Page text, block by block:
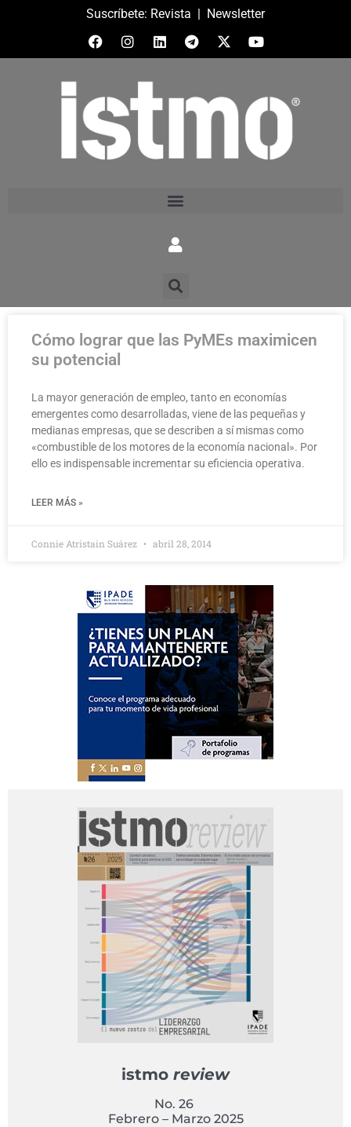
Suscríbete: Revista | Newsletter
Cómo lograr que las PyMEs maximicen
su potencial
La mayor generación de empleo, tanto en economías
emergentes como desarrolladas, viene de las pequeñas y
medianas empresas, que se describen a sí mismas como
«combustible de los motores de la economía nacional». Por
ello es indispensable incrementar su eficiencia operativa.
LEER MÁS »
Connie Atristain Suárez abril 28, 2014
istmo review
No. 26
Febrero – Marzo 2025